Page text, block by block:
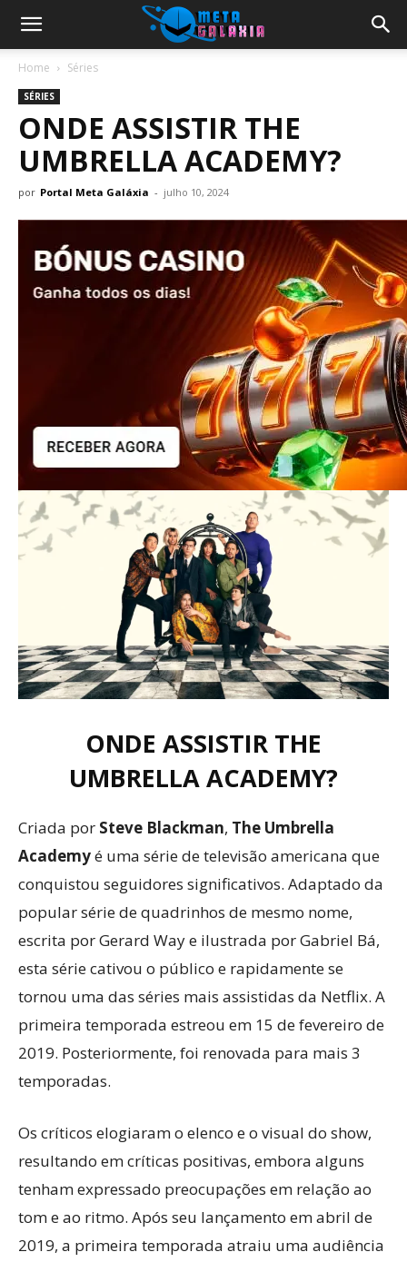
Home Séries
SÉRIES
ONDE ASSISTIR THE
UMBRELLA ACADEMY?
por Portal Meta Galáxia - julho 10, 2024
ONDE ASSISTIR THE
UMBRELLA ACADEMY?
Criada por Steve Blackman, The Umbrella
Academyé uma série de televisão americana que
conquistou seguidores significativos. Adaptado da
popular série de quadrinhos de mesmo nome,
escrita por Gerard Way e ilustrada por Gabriel Bá,
esta série cativou o público e rapidamente se
tornou uma das séries mais assistidas da Netflix. A
primeira temporada estreou em 15 de fevereiro de
2019. Posteriormente, foi renovada para mais 3
temporadas.
Os críticos elogiaram o elenco e o visual do show,
resultando em críticas positivas, embora alguns
tenham expressado preocupações em relação ao
tom e ao ritmo. Após seu lançamento em abril de
2019, a primeira temporada atraiu uma audiência